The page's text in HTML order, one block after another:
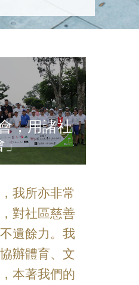
，用諸社
」
我所亦非常
對社區慈善
遺餘力。我
辦體育、文
本著我們的